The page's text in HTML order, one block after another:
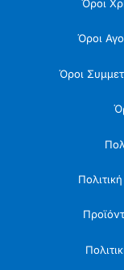
Όροι
Όροι
Όροι